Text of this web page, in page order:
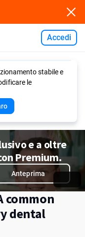
Accedi
stabile e
le
e a oltre
Premium.
Anteprima
common
dental